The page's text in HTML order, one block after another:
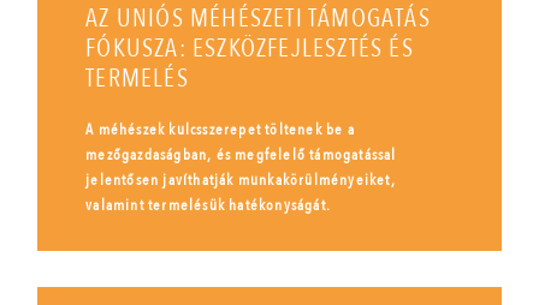
AZ UNIÓS MÉHÉSZETI TÁMOGATÁS
FÓKUSZA: ESZKÖZFEJLESZTÉS ÉS
TERMELÉS
A méhészek kulcsszerepet töltenek be a
mezőgazdaságban, és megfelelő támogatással
jelentősen javíthatják munkakörülményeiket,
valamint termelésük hatékonyságát.